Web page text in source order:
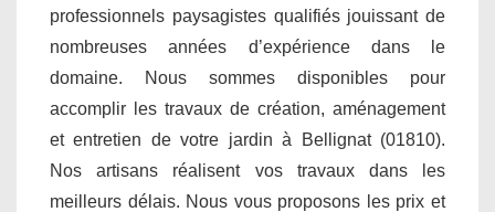
professionnels paysagistes qualifiés jouissant de
nombreuses années d’expérience dans le
domaine. Nous sommes disponibles pour
accomplir les travaux de création, aménagement
et entretien de votre jardin à Bellignat (01810).
Nos artisans réalisent vos travaux dans les
meilleurs délais. Nous vous proposons les prix et